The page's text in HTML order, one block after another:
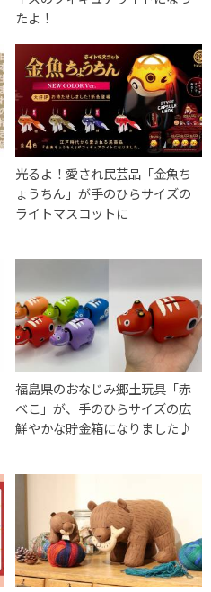
たよ！
光るよ！愛され民芸品「金魚ち
ょうちん」が手のひらサイズの
ライトマスコットに
福島県のおなじみ郷土玩具「赤
べこ」が、手のひらサイズの広
鮮やかな貯金箱になりました♪